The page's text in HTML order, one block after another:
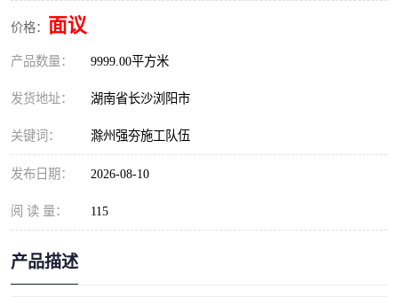
价格： 面议
产品数量： 9999.00平方米
发货地址： 湖南省长沙浏阳市
关键词： 滁州强夯施工队伍
发布日期： 2026-08-10
阅 读 量： 115
产品描述